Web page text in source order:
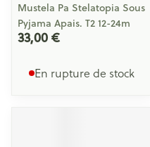
Mustela Pa Stelatopia Sous
Pyjama Apais. T2 12-24m
33,00 €
En rupture de stock